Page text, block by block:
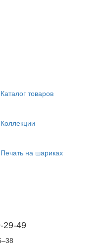
Каталог товаров
Коллекции
Печать на шариках
29-49